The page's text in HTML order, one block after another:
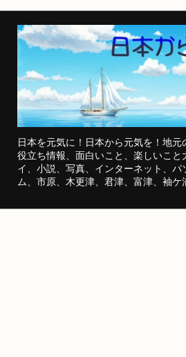
日本を元気に！日本から元気を！地
役立ち情報、面白いこと、楽しいこと
イ、小説、写真、インターネット、パ
ム、市原、木更津、君津、富津、袖ケ